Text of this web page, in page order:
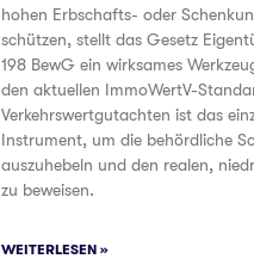
hohen Erbschafts- oder
schützen, stellt das Gesetz
198 BewG ein wirksames
den aktuellen ImmoWertV-
Verkehrswertgutachten ist das
Instrument, um die behördliche
auszuhebeln und den realen,
zu beweisen.
WEITERLESEN »